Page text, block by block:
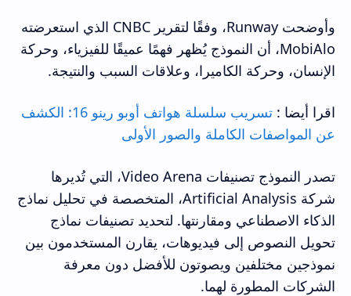
وأوضحت Runway، وفقًا لتقرير CNBC الذي استعرضته
MobiAlo، أن النموذج يُظهر فهمًا عميقًا للفيزياء، وحركة
الإنسان، وحركة الكاميرا، وعلاقات السبب والنتيجة.
اقرا أيضا :
تسريب سلسلة هواتف أوبو رينو 16: الكشف
عن المواصفات الكاملة والصور الأولى
تصدر النموذج تصنيفات Video Arena، التي تُديرها
شركة Artificial Analysis، المتخصصة في تحليل نماذج
الذكاء الاصطناعي ومقارنتها. لتحديد تصنيفات نماذج
تحويل النصوص إلى فيديوهات، يقارن المستخدمون بين
نموذجين مختلفين ويصوتون للأفضل دون معرفة
الشركات المطورة لهما.